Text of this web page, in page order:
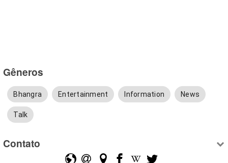
Gêneros
Bhangra Entertainment Information News
Talk
Contato